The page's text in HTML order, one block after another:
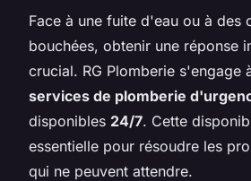
Face à une fuite d'eau ou à des
bouchées, obtenir une réponse
crucial. RG Plomberie s'engage
services de plomberie
disponibles 24/7. Cette
essentielle pour résoudre les
qui ne peuvent attendre.